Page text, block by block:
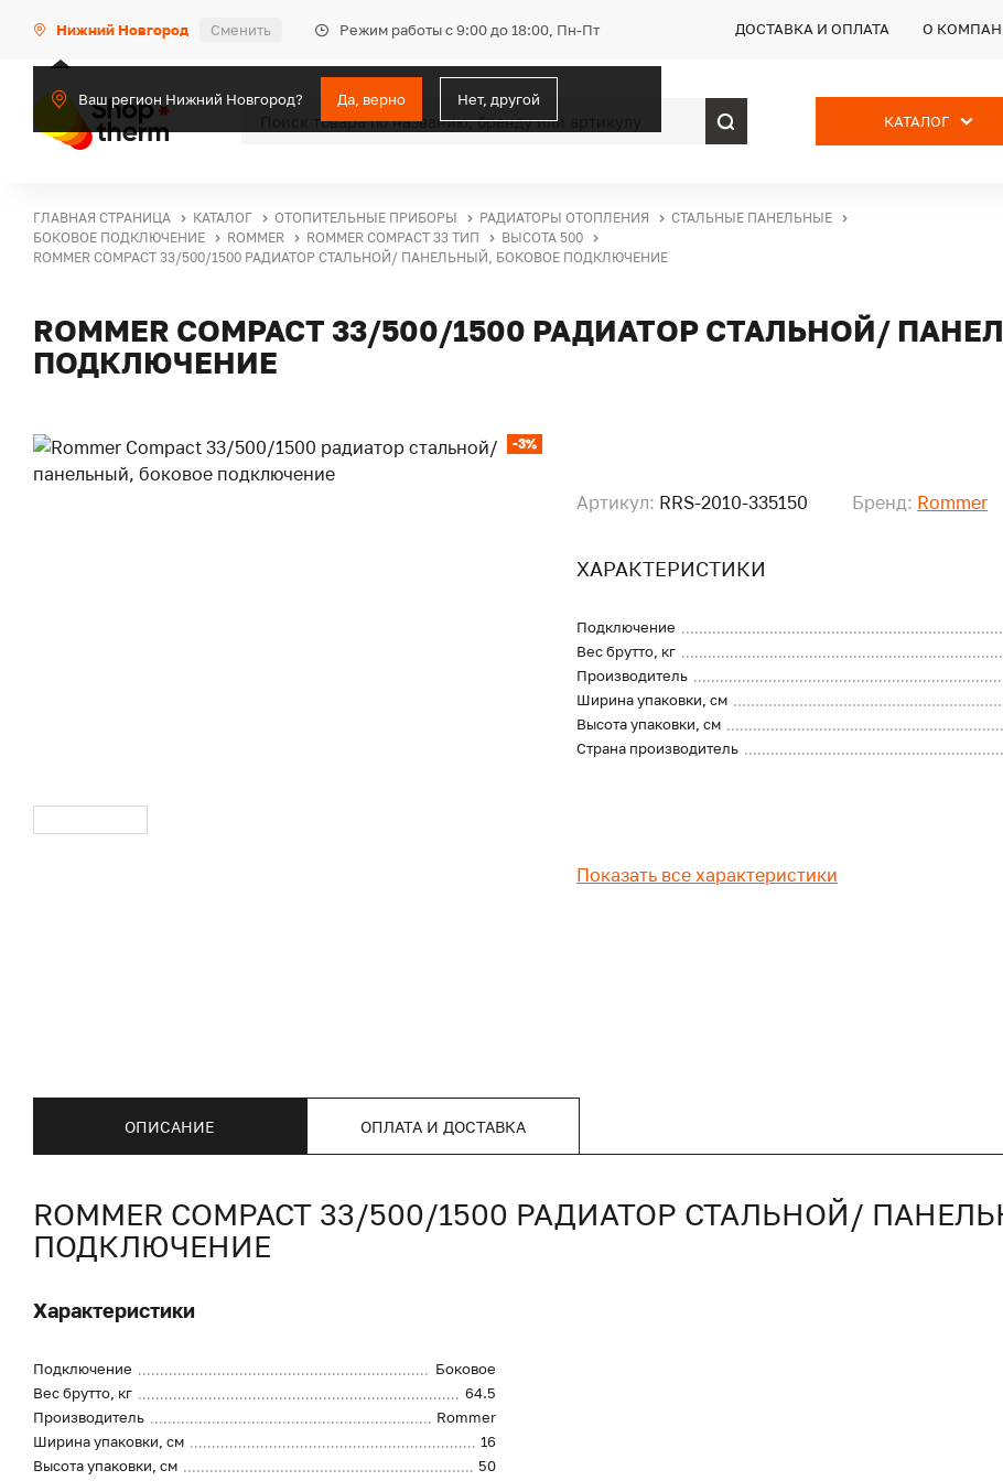
Нижний Новгород Сменить Режим работы с 9:00 до 18:00, Пн-Пт
Ваш регион Нижний Новгород? Да, верно Нет, другой
ДОСТАВКА И ОПЛАТА О
КАТАЛОГ
ГЛАВНАЯ СТРАНИЦА КАТАЛОГ ОТОПИТЕЛЬНЫЕ ПРИБОРЫ РАДИАТОРЫ ОТОПЛЕНИЯ
СТАЛЬНЫЕ ПАНЕЛЬНЫЕ
БОКОВОЕ ПОДКЛЮЧЕНИЕ
ROMMER ROMMER COMPACT 33 ТИП
ВЫСОТА 500
ROMMER COMPACT 33/500/1500 РАДИАТОР СТАЛЬНОЙ/ ПАНЕЛЬНЫЙ, БОКОВОЕ ПОДКЛЮЧЕНИЕ
ROMMER COMPACT 33/500/1500 РАДИАТОР СТАЛЬНОЙ/
ПОДКЛЮЧЕНИЕ
-3%
Артикул: RRS-2010-335150 Бренд: Rommer
ХАРАКТЕРИСТИКИ
Подключение
Вес брутто, кг
Производитель
Ширина упаковки, см
Высота упаковки, см
Страна производитель
Показать все характеристики
ОПИСАНИЕ ОПЛАТА И ДОСТАВКА
ROMMER COMPACT 33/500/1500 РАДИАТОР СТАЛЬНОЙ/
ПОДКЛЮЧЕНИЕ
Характеристики
Подключение
Боковое
Вес брутто, кг
64.5
Производитель
Rommer
Ширина упаковки, см
16
Высота упаковки, см
50